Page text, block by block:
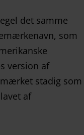
det samme
som
version af
stadig som
af